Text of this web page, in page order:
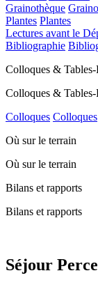
Grainothèque
Plantes Plantes
Lectures avant le
Bibliographie
Colloques & Tables-
Colloques & Tables-
Colloques Colloques
Où sur le terrain
Où sur le terrain
Bilans et rapports
Bilans et rapports
Séjour